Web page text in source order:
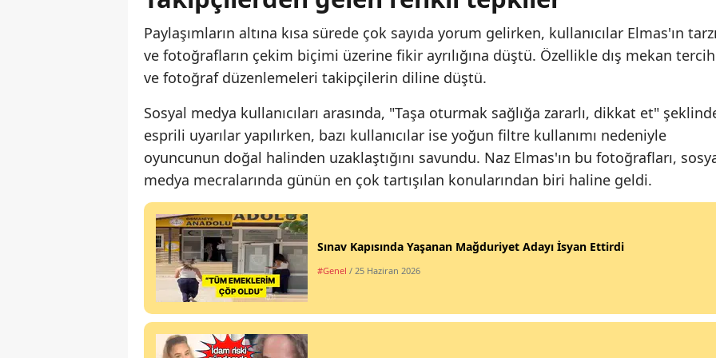
Paylaşımların altına kısa sürede çok sayıda yorum gelirken, kullanıcılar Elmas'ın tarzı
ve fotoğrafların çekim biçimi üzerine fikir ayrılığına düştü. Özellikle dış mekan
ve fotoğraf düzenlemeleri takipçilerin diline düştü.
Sosyal medya kullanıcıları arasında, "Taşa oturmak sağlığa zararlı, dikkat et"
esprili uyarılar yapılırken, bazı kullanıcılar ise yoğun filtre kullanımı nedeniyle
oyuncunun doğal halinden uzaklaştığını savundu. Naz Elmas'ın bu fotoğrafları,
medya mecralarında günün en çok tartışılan konularından biri haline geldi.
Sınav Kapısında Yaşanan Mağduriyet Adayı İsyan Ettirdi
#Genel / 25 Haziran 2026